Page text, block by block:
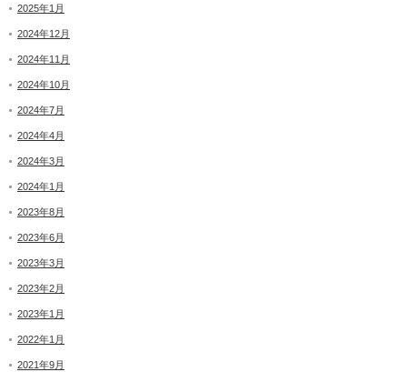
2025年1月
2024年12月
2024年11月
2024年10月
2024年7月
2024年4月
2024年3月
2024年1月
2023年8月
2023年6月
2023年3月
2023年2月
2023年1月
2022年1月
2021年9月